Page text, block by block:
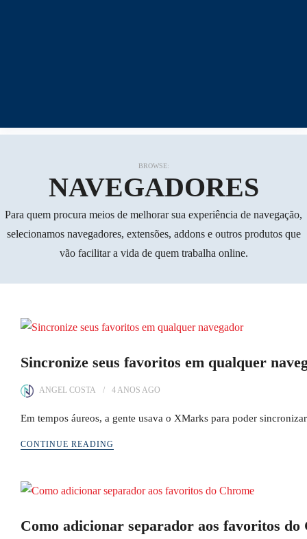
BROWSE:
NAVEGADORES
Para quem procura meios de melhorar sua experiência de navegação,
selecionamos navegadores, extensões, addons e outros produtos que
vão facilitar a vida de quem trabalha online.
Sincronize seus favoritos em qualquer
ANGEL COSTA 4 ANOS AGO
Em tempos áureos, a gente usava o XMarks para poder
CONTINUE READING
Como adicionar separador aos favoritos do